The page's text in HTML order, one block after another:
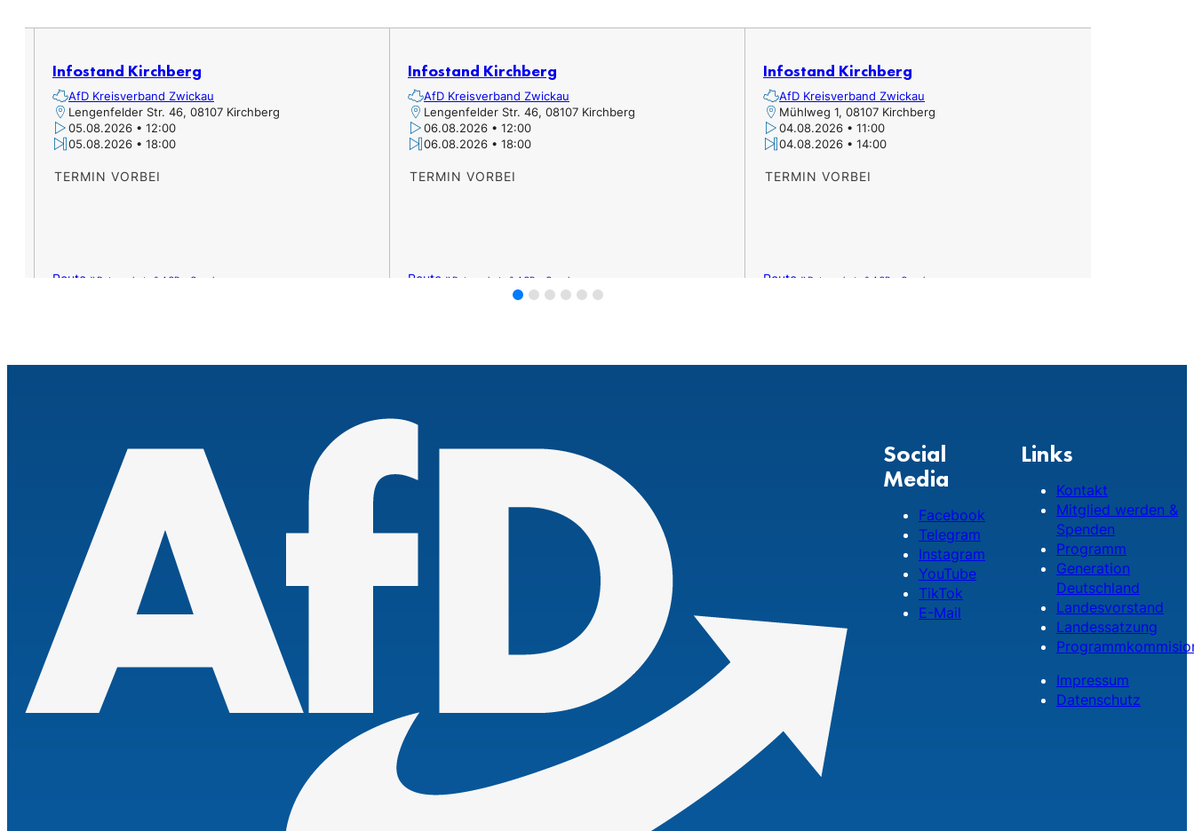
Infostand Kirchberg
AfD Kreisverband Zwickau
Lengenfelder Str. 46, 08107 Kirchberg
05.08.2026 • 12:00
05.08.2026 • 18:00
TERMIN VORBEI
Route »Datenschutz & AGB – Google
Infostand Kirchberg
AfD Kreisverband Zwickau
Lengenfelder Str. 46, 08107 Kirchberg
06.08.2026 • 12:00
06.08.2026 • 18:00
TERMIN VORBEI
Route »Datenschutz & AGB – Google
Infostand Kirchberg
AfD Kreisverband Zwickau
Mühlweg 1, 08107 Kirchberg
04.08.2026 • 11:00
04.08.2026 • 14:00
TERMIN VORBEI
Route »Datenschutz & AGB – Google
Social
Media
Facebook
Telegram
Instagram
YouTube
TikTok
E-Mail
Links
Kontakt
Mitglied werden &
Spenden
Programm
Generation
Deutschland
Landesvorstand
Landessatzung
Impressum
Datenschutz